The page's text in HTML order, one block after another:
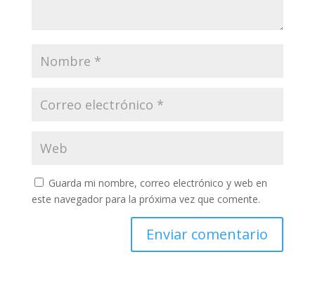
Guarda mi nombre, correo electrónico y web en
este navegador para la próxima vez que comente.